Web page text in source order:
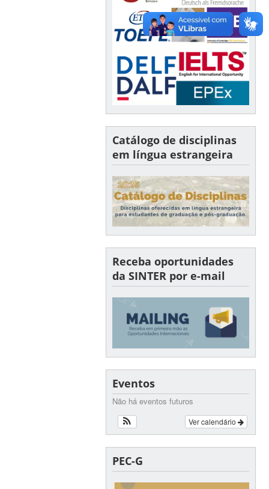
Catálogo de disciplinas
em língua estrangeira
Receba oportunidades
da SINTER por e-mail
Eventos
Não há eventos futuros
Ver calendário
PEC-G